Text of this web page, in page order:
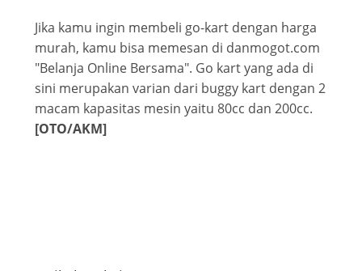
Jika kamu ingin membeli go-kart dengan harga
murah, kamu bisa memesan di danmogot.com
"Belanja Online Bersama". Go kart yang ada di
sini merupakan varian dari buggy kart dengan 2
macam kapasitas mesin yaitu 80cc dan 200cc.
[OTO/AKM]